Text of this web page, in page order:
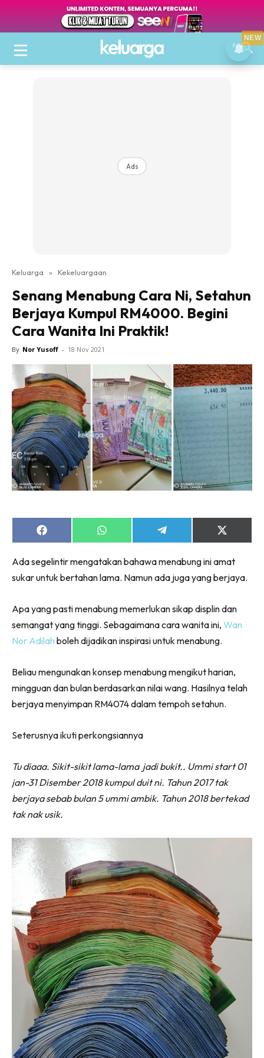
Ads
Keluarga » Kekeluargaan
Senang Menabung Cara Ni, Setahun
Berjaya Kumpul RM4000. Begini
Cara Wanita Ini Praktik!
By Nor Yusoff - 18 Nov 2021
Share
on
Share
on
Share
on
Share
on
(Twitter)
Ada segelintir mengatakan bahawa menabung ini amat
sukar untuk bertahan lama. Namun ada juga yang berjaya.
Apa yang pasti menabung memerlukan sikap displin dan
semangat yang tinggi. Sebagaimana cara wanita ini, Wan
Nor Adilah boleh dijadikan inspirasi untuk menabung.
Beliau mengunakan konsep menabung mengikut harian,
mingguan dan bulan berdasarkan nilai wang. Hasilnya telah
berjaya menyimpan RM4074 dalam tempoh setahun.
Seterusnya ikuti perkongsiannya
Tu diaaa. Sikit-sikit lama-lama jadi bukit.. Ummi start 01
jan-31 Disember 2018 kumpul duit ni. Tahun 2017 tak
berjaya sebab bulan 5 ummi ambik. Tahun 2018 bertekad
tak nak usik.
NEW